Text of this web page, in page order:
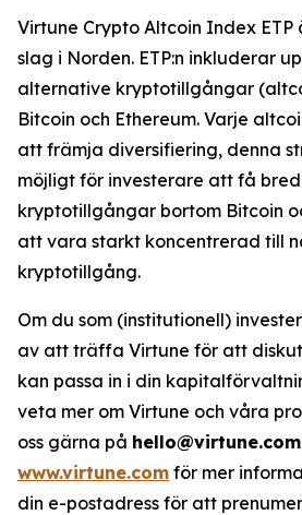
Virtune Crypto Altcoin Index
slag i Norden. ETP:n inkluderar
alternative kryptotillgångar
Bitcoin och Ethereum. Varje
att främja diversifiering, denna
möjligt för investerare att få
kryptotillgångar bortom Bitcoin
att vara starkt koncentrerad till
kryptotillgång.
Om du som (institutionell)
av att träffa Virtune för att
kan passa in i din
veta mer om Virtune och våra
oss gärna på hello@virtune.com
www.virtune.com för mer
din e-postadress för att